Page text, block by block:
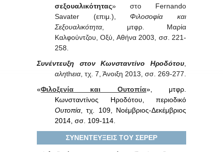
σεξουαλικότητας» στο Fernando
Savater (επιμ.),Φιλοσοφία και
Σεξουαλικότητα , μτφρ. Μαρία
Καλφούντζου, Οξύ, Αθήνα 2003, σσ. 221-
258.
Συνέντευξη στον Κωνσταντίνο Ηροδότου
αληthεια , τχ. 7, Άνοιξη 2013, σσ. 269-277.
«Φιλοξενία και Ουτοπία», μτφρ.
Κωνσταντίνος Ηροδότου, περιοδικό
Ουτοπία , τχ. 109, Νοέμβριος-Δεκέμβριος
2014, σσ. 109-114.
ΣΥΝΕΝΤΕΥΞΕΙΣ ΤΟΥ ΣΕΡΕΡ